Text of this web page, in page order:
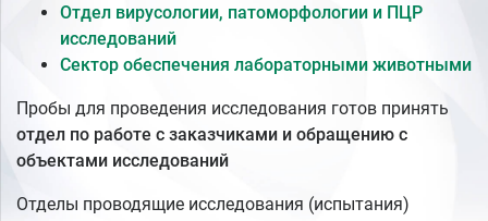
Отдел вирусологии, патоморфологии и ПЦР
исследований
Сектор обеспечения лабораторными животными
Пробы для проведения исследования готов принять
отдел по работе с заказчиками и обращению с
объектами исследований
Отделы проводящие исследования (испытания)